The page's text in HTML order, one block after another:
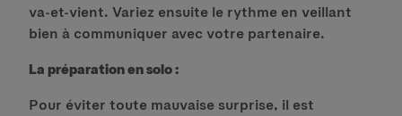
va-et-vient. Variez ensuite le rythme en veillant
bien à communiquer avec votre partenaire.
La préparation en solo :
Pour éviter toute mauvaise surprise, il est